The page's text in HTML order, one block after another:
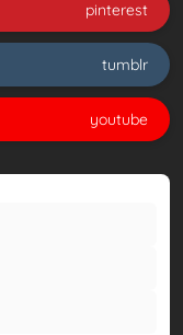
pinterest
tumblr
youtube